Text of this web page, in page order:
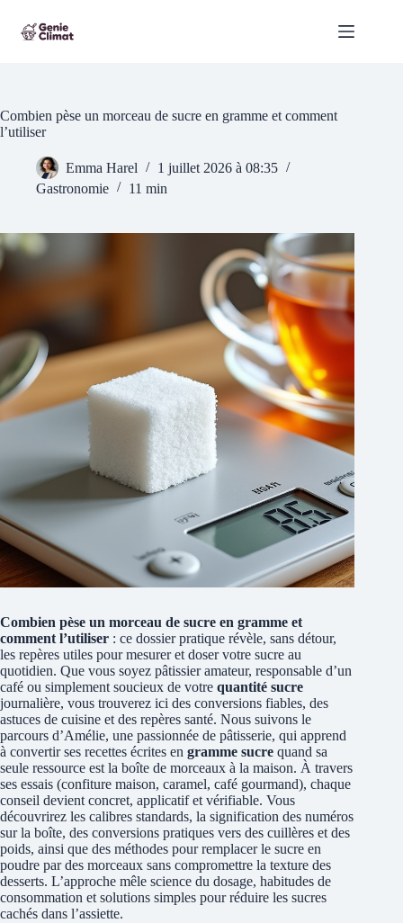
contenu
Combien pèse un morceau de sucre en gramme et comment
l’utiliser
Emma Harel
1 juillet 2026 à 08:35
Gastronomie
11 min
Combien pèse un morceau de sucre en gramme et
comment l’utiliser : ce dossier pratique révèle, sans détour,
les repères utiles pour mesurer et doser votre sucre au
quotidien. Que vous soyez pâtissier amateur, responsable d’un
café ou simplement soucieux de votre quantité sucre
journalière, vous trouverez ici des conversions fiables, des
astuces de cuisine et des repères santé. Nous suivons le
parcours d’Amélie, une passionnée de pâtisserie, qui apprend
à convertir ses recettes écrites en gramme sucre quand sa
seule ressource est la boîte de morceaux à la maison. À travers
ses essais (confiture maison, caramel, café gourmand), chaque
conseil devient concret, applicatif et vérifiable. Vous
découvrirez les calibres standards, la signification des numéros
sur la boîte, des conversions pratiques vers des cuillères et des
poids, ainsi que des méthodes pour remplacer le sucre en
poudre par des morceaux sans compromettre la texture des
desserts. L’approche mêle science du dosage, habitudes de
consommation et solutions simples pour réduire les sucres
cachés dans l’assiette.